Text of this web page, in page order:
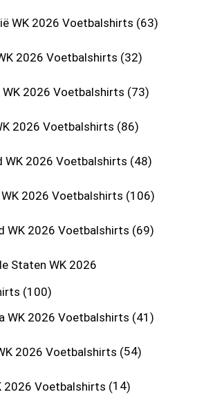
WK 2026 Voetbalshirts 63
2026 Voetbalshirts 32
2026 Voetbalshirts 73
2026 Voetbalshirts 86
WK 2026 Voetbalshirts 48
WK 2026 Voetbalshirts 106
WK 2026 Voetbalshirts 69
Staten WK 2026
100
WK 2026 Voetbalshirts 41
2026 Voetbalshirts 54
2026 Voetbalshirts 14